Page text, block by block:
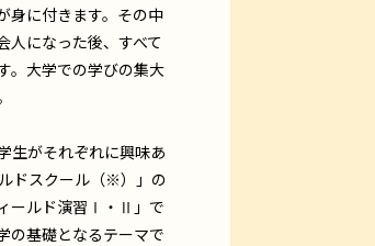
身に付きます。その中
人になった後、すべて
。大学での学びの集大
生がそれぞれに興味あ
ドスクール（※）」の
ールド演習Ⅰ・Ⅱ」で
の基礎となるテーマで